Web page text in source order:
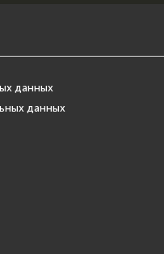
данных
данных